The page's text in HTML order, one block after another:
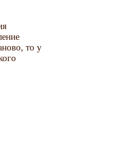
то у